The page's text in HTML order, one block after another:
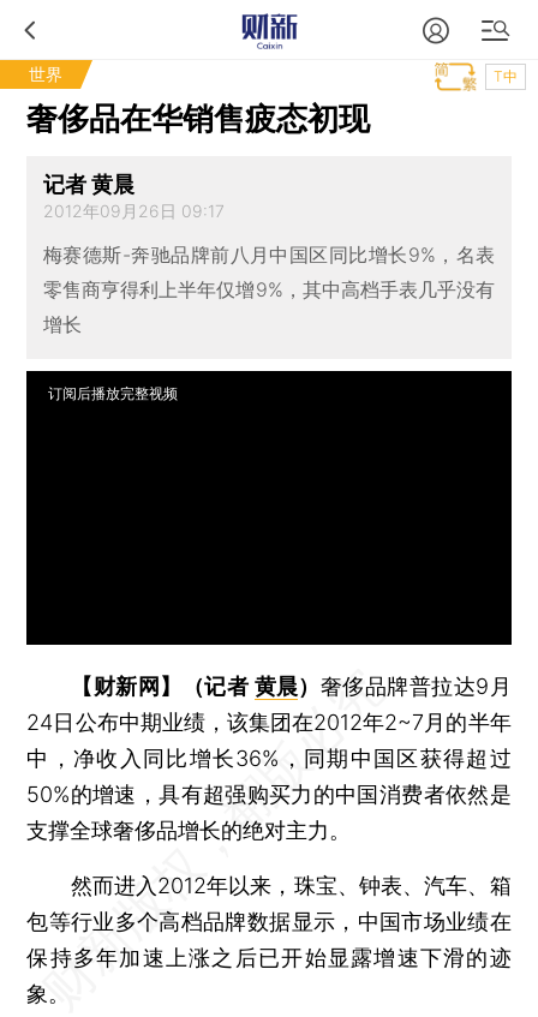
世界 T中
奢侈品在华销售疲态初现
记者 黄晨
2012年09月26日 09:17
梅赛德斯-奔驰品牌前八月中国区同比增长9%，名表
零售商亨得利上半年仅增9%，其中高档手表几乎没有
增长
订阅后播放完整视频
【财新网】（记者 黄晨） 奢侈品牌普拉达9月
24日公布中期业绩，该集团在2012年2~7月的半年
中，净收入同比增长36%，同期中国区获得超过
50%的增速，具有超强购买力的中国消费者依然是
支撑全球奢侈品增长的绝对主力。
然而进入2012年以来，珠宝、钟表、汽车、箱
包等行业多个高档品牌数据显示，中国市场业绩在
保持多年加速上涨之后已开始显露增速下滑的迹
象。